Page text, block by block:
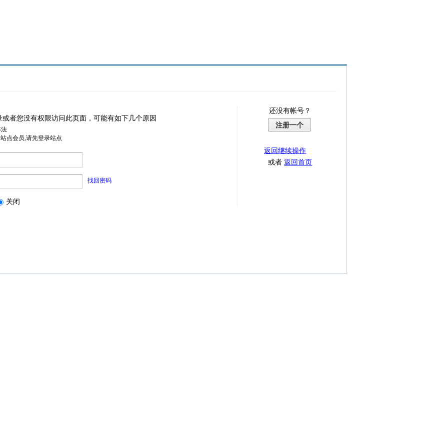
或者您没有权限访问此页面，可能有如下几个原因
点会员,请先登录站点
找回密码
关闭
还没有帐号？
注册一个
返回继续操作
或者返回首页